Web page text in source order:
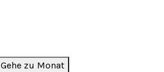
Gehe zu Monat